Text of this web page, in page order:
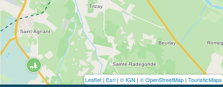
Leaflet | Esri | © IGN | © OpenStreetMap | TouristicMaps